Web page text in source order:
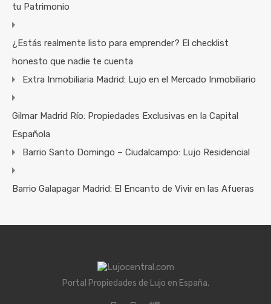
tu Patrimonio
¿Estás realmente listo para emprender? El checklist
honesto que nadie te cuenta
Extra Inmobiliaria Madrid: Lujo en el Mercado Inmobiliario
Gilmar Madrid Río: Propiedades Exclusivas en la Capital
Española
Barrio Santo Domingo – Ciudalcampo: Lujo Residencial
Barrio Galapagar Madrid: El Encanto de Vivir en las Afueras
Portal Propiedades de Lujo en España.